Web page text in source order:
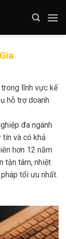
trong lĩnh vực kế
hỗ trợ doanh
đa ngành
và có khả
hơn 12 năm
tận tâm, nhiệt
tối ưu nhất.